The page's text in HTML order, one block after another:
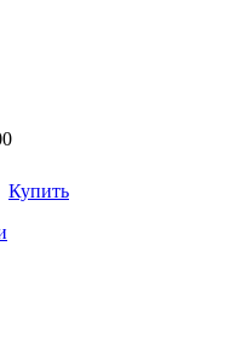
Купить